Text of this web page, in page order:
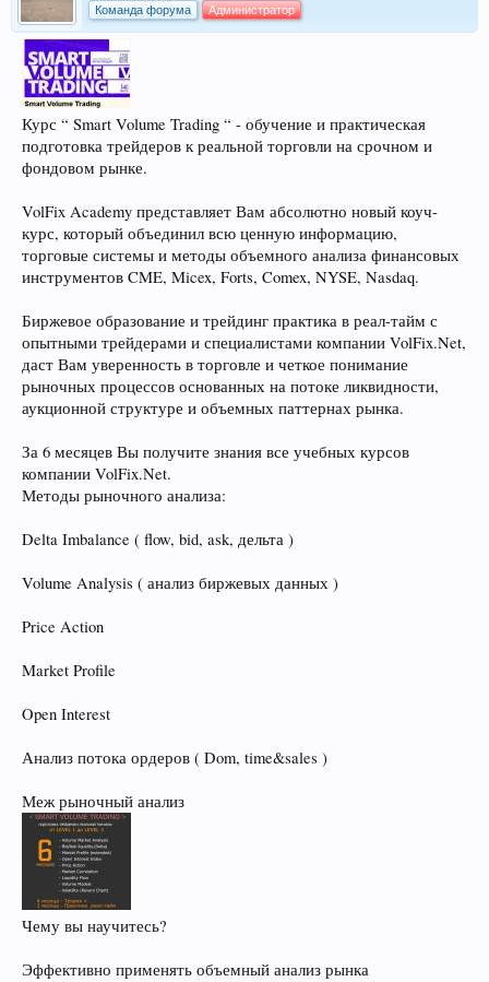
Команда форума
Администратор
Курс “ Smart Volume Trading “ - обучение и практическая
подготовка трейдеров к реальной торговли на срочном и
фондовом рынке.
VolFix Academy представляет Вам абсолютно новый коуч-
курс, который объединил всю ценную информацию,
торговые системы и методы объемного анализа финансовых
инструментов CME, Micex, Forts, Comex, NYSE, Nasdaq.
Биржевое образование и трейдинг практика в реал-тайм с
опытными трейдерами и специалистами компании VolFix.Net,
даст Вам уверенность в торговле и четкое понимание
рыночных процессов основанных на потоке ликвидности,
аукционной структуре и объемных паттернах рынка.
За 6 месяцев Вы получите знания все учебных курсов
компании VolFix.Net.
Методы рыночного анализа:
Delta Imbalance ( flow, bid, ask, дельта )
Volume Analysis ( анализ биржевых данных )
Price Action
Market Profile
Open Interest
Анализ потока ордеров ( Dom, time&sales )
Меж рыночный анализ
Чему вы научитесь?
Эффективно применять объемный анализ рынка